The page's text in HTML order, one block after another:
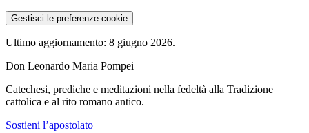
Gestisci le preferenze cookie
Ultimo aggiornamento: 8 giugno 2026.
Don Leonardo Maria Pompei
Catechesi, prediche e meditazioni nella fedeltà alla Tradizione
cattolica e al rito romano antico.
Sostieni l’apostolato